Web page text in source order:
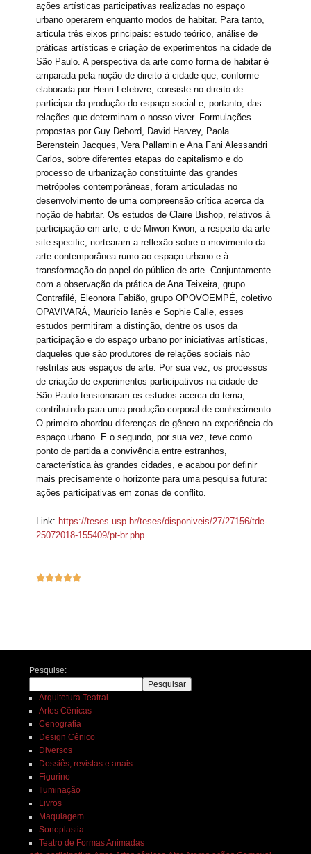
ações artísticas participativas realizadas no espaço
urbano operarem enquanto modos de habitar. Para tanto,
articula três eixos principais: estudo teórico, análise de
práticas artísticas e criação de experimentos na cidade de
São Paulo. A perspectiva da arte como forma de habitar é
amparada pela noção de direito à cidade que, conforme
elaborada por Henri Lefebvre, consiste no direito de
participar da produção do espaço social e, portanto, das
relações que determinam o nosso viver. Formulações
propostas por Guy Debord, David Harvey, Paola
Berenstein Jacques, Vera Pallamin e Ana Fani Alessandri
Carlos, sobre diferentes etapas do capitalismo e do
processo de urbanização constituinte das grandes
metrópoles contemporâneas, foram articuladas no
desenvolvimento de uma compreensão crítica acerca da
noção de habitar. Os estudos de Claire Bishop, relativos à
participação em arte, e de Miwon Kwon, a respeito da arte
site-specific, nortearam a reflexão sobre o movimento da
arte contemporânea rumo ao espaço urbano e à
transformação do papel do público de arte. Conjuntamente
com a observação da prática de Ana Teixeira, grupo
Contrafilé, Eleonora Fabião, grupo OPOVOEMPÉ, coletivo
OPAVIVARÁ, Maurício Ianês e Sophie Calle, esses
estudos permitiram a distinção, dentre os usos da
participação e do espaço urbano por iniciativas artísticas,
daqueles que são produtores de relações sociais não
restritas aos espaços de arte. Por sua vez, os processos
de criação de experimentos participativos na cidade de
São Paulo tensionaram os estudos acerca do tema,
contribuindo para uma produção corporal de conhecimento.
O primeiro abordou diferenças de gênero na experiência do
espaço urbano. E o segundo, por sua vez, teve como
ponto de partida a convivência entre estranhos,
característica às grandes cidades, e acabou por definir
mais precisamente o horizonte para uma pesquisa futura:
ações participativas em zonas de conflito.
Link: https://teses.usp.br/teses/disponiveis/27/27156/tde-
25072018-155409/pt-br.php

Pesquise:
Pesquisar
Arquitetura Teatral
Artes Cênicas
Cenografia
Design Cênico
Diversos
Dossiês, revistas e anais
Figurino
Iluminação
Livros
Maquiagem
Sonoplastia
Teatro de Formas Animadas